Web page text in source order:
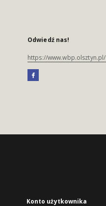
Odwiedź nas!
https://www.wbp.olsztyn.pl/
Konto użytkownika